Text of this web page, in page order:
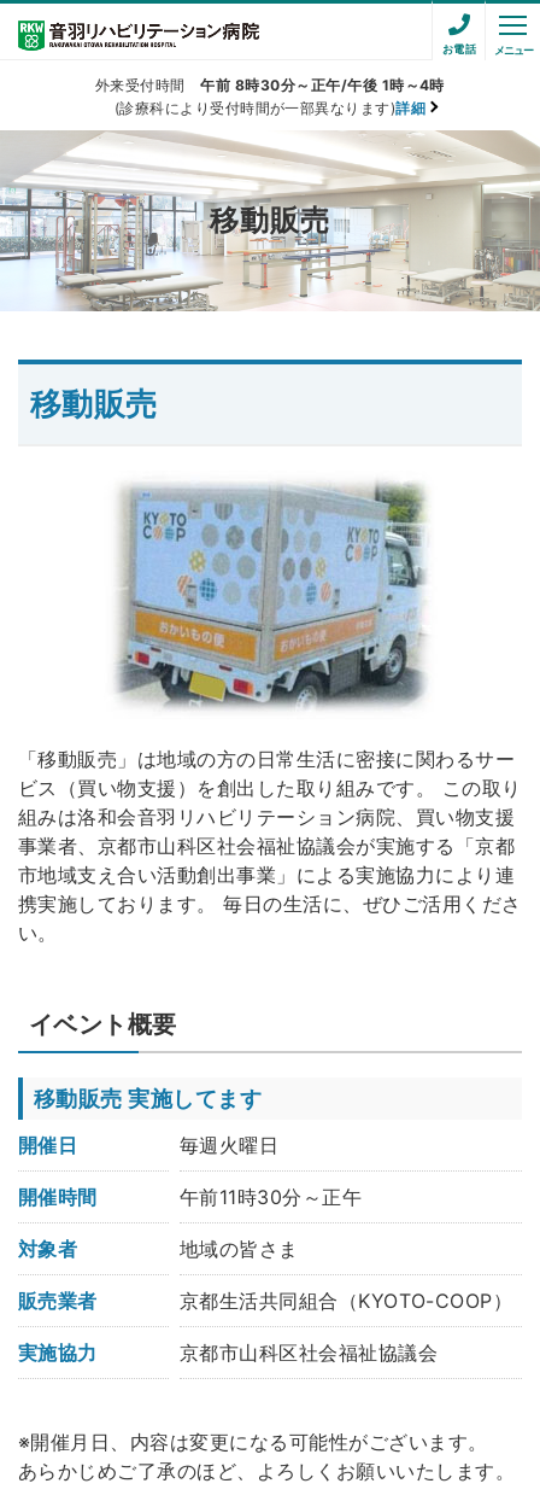
お電話 メニュー
外来受付時間
午前 8時30分～正午/午後 1時～4時
(診療科により受付時間が一部異なります)詳細
移動販売
移動販売
「移動販売」は地域の方の日常生活に密接に関わるサー
ビス（買い物支援）を創出した取り組みです。 この取り
組みは洛和会音羽リハビリテーション病院、買い物支援
事業者、京都市山科区社会福祉協議会が実施する「京都
市地域支え合い活動創出事業」による実施協力により連
携実施しております。 毎日の生活に、ぜひご活用くださ
い。
イベント概要
移動販売 実施してます
開催日 毎週火曜日
開催時間 午前11時30分～正午
対象者 地域の皆さま
販売業者 京都生活共同組合（KYOTO-COOP）
実施協力 京都市山科区社会福祉協議会
※開催月日、内容は変更になる可能性がございます。
あらかじめご了承のほど、よろしくお願いいたします。